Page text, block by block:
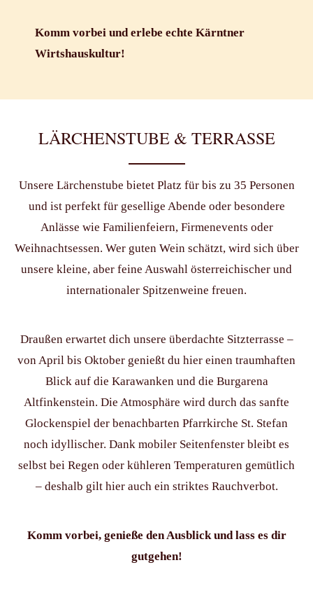
Komm vorbei und erlebe echte Kärntner
Wirtshauskultur!
LÄRCHENSTUBE & TERRASSE
Unsere Lärchenstube bietet Platz für bis zu 35 Personen
und ist perfekt für gesellige Abende oder besondere
Anlässe wie Familienfeiern, Firmenevents oder
Weihnachtsessen. Wer guten Wein schätzt, wird sich über
unsere kleine, aber feine Auswahl österreichischer und
internationaler Spitzenweine freuen.
Draußen erwartet dich unsere überdachte Sitzterrasse –
von April bis Oktober genießt du hier einen traumhaften
Blick auf die Karawanken und die Burgarena
Altfinkenstein. Die Atmosphäre wird durch das sanfte
Glockenspiel der benachbarten Pfarrkirche St. Stefan
noch idyllischer. Dank mobiler Seitenfenster bleibt es
selbst bei Regen oder kühleren Temperaturen gemütlich
– deshalb gilt hier auch ein striktes Rauchverbot.
Komm vorbei, genieße den Ausblick und lass es dir
gutgehen!